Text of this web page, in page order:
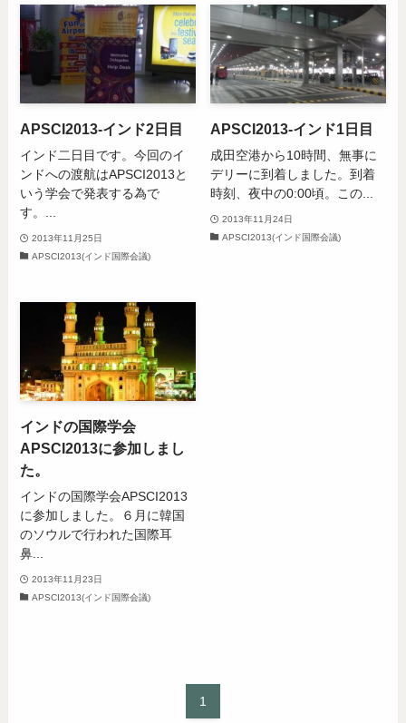
APSCI2013-インド2日目
インド二日目です。今回のイ
ンドへの渡航はAPSCI2013と
いう学会で発表する為で
す。...
2013年11月25日
APSCI2013(インド国際会議)
APSCI2013-インド1日目
成田空港から10時間、無事に
デリーに到着しました。到着
時刻、夜中の0:00頃。この...
2013年11月24日
APSCI2013(インド国際会議)
インドの国際学会
APSCI2013に参加しまし
た。
インドの国際学会APSCI2013
に参加しました。６月に韓国
のソウルで行われた国際耳
鼻...
2013年11月23日
APSCI2013(インド国際会議)
1